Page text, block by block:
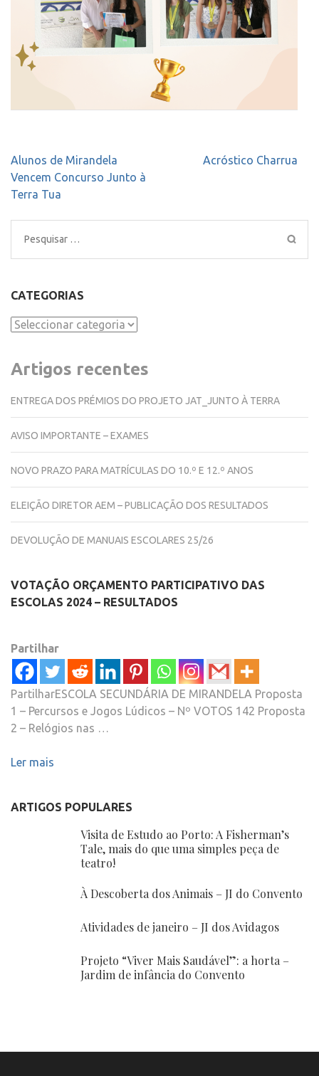
Navegação
de
artigos
Alunos de Mirandela
Vencem Concurso Junto à
Terra Tua
Acróstico Charrua
Pesquisar
por:
CATEGORIAS
Categorias
Artigos recentes
ENTREGA DOS PRÉMIOS DO PROJETO JAT_JUNTO À TERRA
AVISO IMPORTANTE – EXAMES
NOVO PRAZO PARA MATRÍCULAS DO 10.º E 12.º ANOS
ELEIÇÃO DIRETOR AEM – PUBLICAÇÃO DOS RESULTADOS
DEVOLUÇÃO DE MANUAIS ESCOLARES 25/26
VOTAÇÃO ORÇAMENTO PARTICIPATIVO DAS
ESCOLAS 2024 – RESULTADOS
Partilhar
PartilharESCOLA SECUNDÁRIA DE MIRANDELA Proposta
1 – Percursos e Jogos Lúdicos – Nº VOTOS 142 Proposta
2 – Relógios nas …
Ler mais
ARTIGOS POPULARES
Visita de Estudo ao Porto: A Fisherman’s
Tale, mais do que uma simples peça de
teatro!
À Descoberta dos Animais – JI do Convento
Atividades de janeiro – JI dos Avidagos
Projeto “Viver Mais Saudável”: a horta –
Jardim de infância do Convento